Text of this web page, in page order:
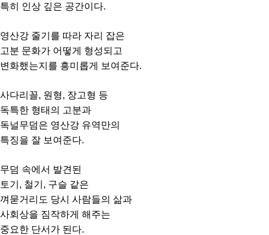
특히 인상 깊은 공간이다.
영산강 줄기를 따라 자리 잡은
고분 문화가 어떻게 형성되고
변화했는지를 흥미롭게 보여준다.
사다리꼴, 원형, 장고형 등
독특한 형태의 고분과
독널무덤은 영산강 유역만의
특징을 잘 보여준다.
무덤 속에서 발견된
토기, 철기, 구슬 같은
껴묻거리도 당시 사람들의 삶과
사회상을 짐작하게 해주는
중요한 단서가 된다.